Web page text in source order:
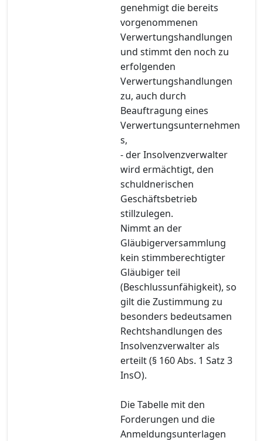
genehmigt die bereits
vorgenommenen
Verwertungshandlungen
und stimmt den noch zu
erfolgenden
Verwertungshandlungen
zu, auch durch
Beauftragung eines
Verwertungsunternehmen
s,
- der Insolvenzverwalter
wird ermächtigt, den
schuldnerischen
Geschäftsbetrieb
stillzulegen.
Nimmt an der
Gläubigerversammlung
kein stimmberechtigter
Gläubiger teil
(Beschlussunfähigkeit), so
gilt die Zustimmung zu
besonders bedeutsamen
Rechtshandlungen des
Insolvenzverwalter als
erteilt (§ 160 Abs. 1 Satz 3
InsO).
Die Tabelle mit den
Forderungen und die
Anmeldungsunterlagen